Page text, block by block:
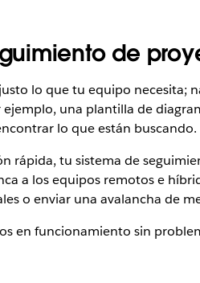
de
lo que tu equipo necesita;
una plantilla de
lo que están buscando.
tu sistema de
a los equipos remotos e
o enviar una avalancha de
en funcionamiento sin